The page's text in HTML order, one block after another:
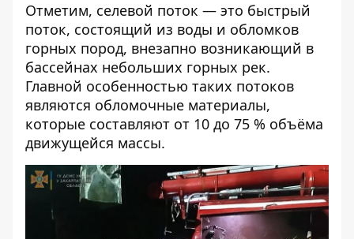
Отметим, селевой поток — это быстрый
поток, состоящий из воды и обломков
горных пород, внезапно возникающий в
бассейнах небольших горных рек.
Главной особенностью таких потоков
являются обломочные материалы,
которые составляют от 10 до 75 % объёма
движущейся массы.